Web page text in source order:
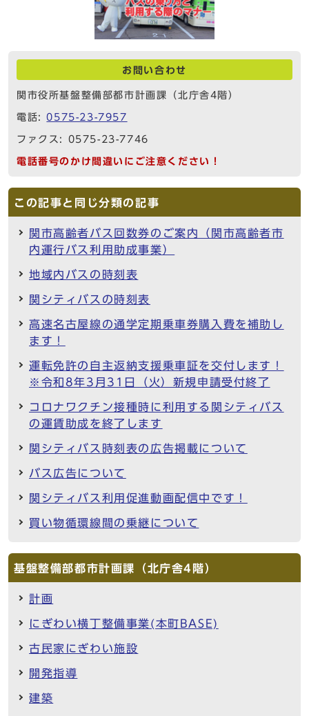
お問い合わせ
関市役所基盤整備部都市計画課（北庁舎4階）
電話:0575-23-7957
ファクス: 0575-23-7746
電話番号のかけ間違いにご注意ください！
この記事と同じ分類の記事
関市高齢者バス回数券のご案内（関市高齢者市
内運行バス利用助成事業）
地域内バスの時刻表
関シティバスの時刻表
高速名古屋線の通学定期乗車券購入費を補助し
ます！
運転免許の自主返納支援乗車証を交付します！
※令和8年3月31日（火）新規申請受付終了
コロナワクチン接種時に利用する関シティバス
の運賃助成を終了します
関シティバス時刻表の広告掲載について
バス広告について
関シティバス利用促進動画配信中です！
買い物循環線間の乗継について
基盤整備部都市計画課（北庁舎4階）
計画
にぎわい横丁整備事業(本町BASE)
古民家にぎわい施設
開発指導
建築